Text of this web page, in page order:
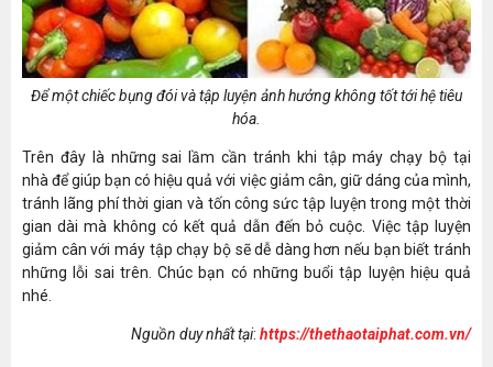
Để một chiếc bụng đói và tập luyện ảnh hưởng không tốt tới hệ tiêu
hóa.
Trên đây là những sai lầm cần tránh khi tập máy chạy bộ tại
nhà để giúp bạn có hiệu quả với việc giảm cân, giữ dáng của mình,
tránh lãng phí thời gian và tốn công sức tập luyện trong một thời
gian dài mà không có kết quả dẫn đến bỏ cuộc. Việc tập luyện
giảm cân với máy tập chạy bộ sẽ dễ dàng hơn nếu bạn biết tránh
những lỗi sai trên. Chúc bạn có những buổi tập luyện hiệu quả
nhé.
Nguồn duy nhất tại: https://thethaotaiphat.com.vn/